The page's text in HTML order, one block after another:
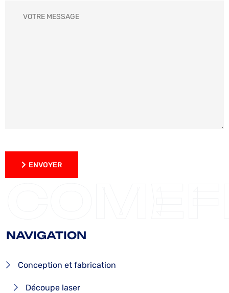
ENVOYER
NAVIGATION
Conception et fabrication
Découpe laser